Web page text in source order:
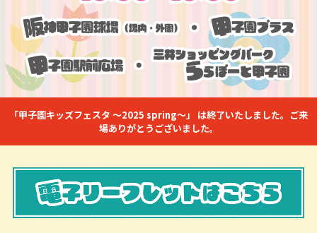
「甲子園キッズフェスタ ～2025 spring～」 は終了いたしました。ご来
場ありがとうございました。